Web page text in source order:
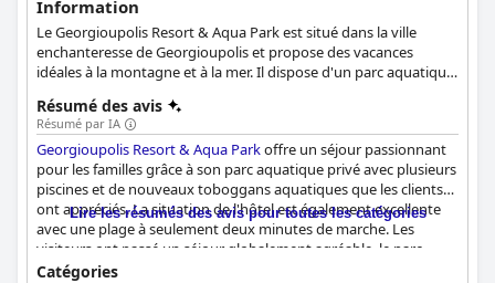
Information
Le Georgioupolis Resort & Aqua Park est situé dans la ville
enchanteresse de Georgioupolis et propose des vacances
idéales à la montagne et à la mer. Il dispose d'un parc aquatique
sport ultramoderne, de restaurants proposant d'excellentes
options culinaires et d'une grande variété de sports. Dans cet
hôtel, vous vivrez des vacances en famille exceptionnelles et
inoubliables.
Résumé des avis
Résumé par IA
Georgioupolis Resort & Aqua Parkoffre un séjour passionnant
pour les familles grâce à son parc aquatique privé avec plusieurs
piscines et de nouveaux toboggans aquatiques que les clients
ont appréciés. La situation de l'hôtel est également excellente
avec une plage à seulement deux minutes de marche. Les
visiteurs ont passé un séjour globalement agréable, le parc
aquatique étant le point fort de leurs vacances.
Lire les résumés des avis pour toutes les catégories
Catégories